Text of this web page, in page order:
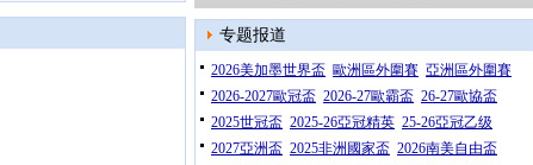
专题报道
2026美加墨世界盃 歐洲區外圍賽 亞洲區外圍賽
2026-2027歐冠盃 2026-27歐霸盃 26-27歐協盃
2025世冠盃 2025-26亞冠精英 25-26亞冠乙级
2027亞洲盃 2025非洲國家盃 2026南美自由盃